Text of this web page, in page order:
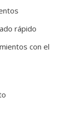
rápido
con el